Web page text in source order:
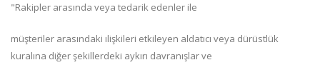
"Rakipler arasında veya tedarik edenler ile
müşteriler arasındaki ılişkileri etkileyen aldatıcı veya dürüstlük
kuralına diğer şekillerdeki aykırı davranışlar ve